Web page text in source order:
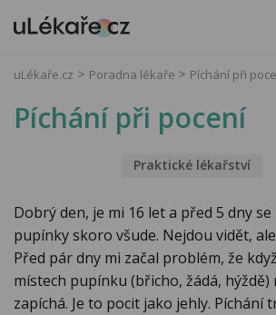
uLékaře.cz Poradna lékaře Píchání při
Píchání při pocení
Praktické lékařství
Dobrý den, je mi 16 let a před 5 dny
pupínky skoro všude. Nejdou vidět,
Před pár dny mi začal problém, že
místech pupínku (břicho, žádá, hýždě)
zapíchá. Je to pocit jako jehly. Píchání